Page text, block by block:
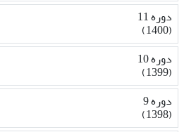
دوره 11
(1400)
دوره 10
(1399)
دوره 9
(1398)